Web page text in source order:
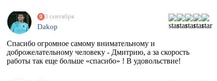
3 сентября
Dakop
Спасибо огромное самому внимательному и
доброжелательному человеку - Дмитрию, а за скорость
работы так еще больше «спасибо» ! В удовольствие!